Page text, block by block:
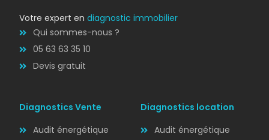
Votre expert endiagnostic immobilier
Qui sommes-nous ?
05 63 63 35 10
Devis gratuit
Diagnostics Vente
Audit énergétique
Diagnostics location
Audit énergétique